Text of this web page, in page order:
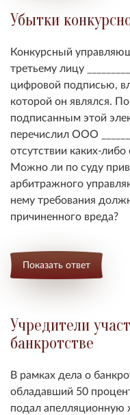
Убытки
Конкурсный
третьему лицу
цифровой подписью,
которой он являлся.
подписанным этой
перечислил ООО
отсутствии каких-
Можно ли по суду
арбитражного
нему требования
причиненного вреда?
Показать ответ
Учредители
банкротстве
В рамках дела о
обладавший 50
подал апелляционную